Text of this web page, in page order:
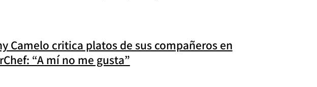
Camelo critica platos de sus compañeros en
“A mí no me gusta”